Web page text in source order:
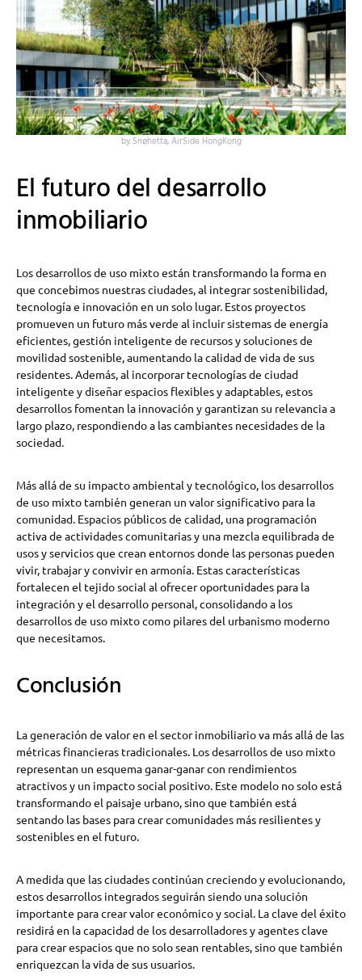
by Snøhetta, AirSide HongKong
El futuro del desarrollo
inmobiliario
Los desarrollos de uso mixto están transformando la forma en
que concebimos nuestras ciudades, al integrar sostenibilidad,
tecnología e innovación en un solo lugar. Estos proyectos
promueven un futuro más verde al incluir sistemas de energía
eficientes, gestión inteligente de recursos y soluciones de
movilidad sostenible, aumentando la calidad de vida de sus
residentes. Además, al incorporar tecnologías de ciudad
inteligente y diseñar espacios flexibles y adaptables, estos
desarrollos fomentan la innovación y garantizan su relevancia a
largo plazo, respondiendo a las cambiantes necesidades de la
sociedad.
Más allá de su impacto ambiental y tecnológico, los desarrollos
de uso mixto también generan un valor significativo para la
comunidad. Espacios públicos de calidad, una programación
activa de actividades comunitarias y una mezcla equilibrada de
usos y servicios que crean entornos donde las personas pueden
vivir, trabajar y convivir en armonía. Estas características
fortalecen el tejido social al ofrecer oportunidades para la
integración y el desarrollo personal, consolidando a los
desarrollos de uso mixto como pilares del urbanismo moderno
que necesitamos.
Conclusión
La generación de valor en el sector inmobiliario va más allá de las
métricas financieras tradicionales. Los desarrollos de uso mixto
representan un esquema ganar-ganar con rendimientos
atractivos y un impacto social positivo. Este modelo no solo está
transformando el paisaje urbano, sino que también está
sentando las bases para crear comunidades más resilientes y
sostenibles en el futuro.
A medida que las ciudades continúan creciendo y evolucionando,
estos desarrollos integrados seguirán siendo una solución
importante para crear valor económico y social. La clave del éxito
residirá en la capacidad de los desarrolladores y agentes clave
para crear espacios que no solo sean rentables, sino que también
enriquezcan la vida de sus usuarios.